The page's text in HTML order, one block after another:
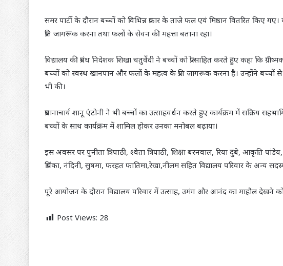
समर पार्टी के दौरान बच्चों को विभिन्न प्रकार के ताजे फल एवं मिष्ठान वितरित किए
प्रति जागरूक करना तथा फलों के सेवन की महत्ता बताना रहा।
विद्यालय की प्रबंध निदेशक शिखा चतुर्वेदी ने बच्चों को प्रोत्साहित करते हुए कहा कि
बच्चों को स्वस्थ खानपान और फलों के महत्व के प्रति जागरूक करना है। उन्होंने बच्चों
भी की।
प्रधानाचार्य शानू एंटोनी ने भी बच्चों का उत्साहवर्धन करते हुए कार्यक्रम में सक्रिय
बच्चों के साथ कार्यक्रम में शामिल होकर उनका मनोबल बढ़ाया।
इस अवसर पर पुनीता त्रिपाठी, श्वेता त्रिपाठी, शिक्षा बरनवाल, रिया दुबे, आकृति
प्रियंका, नंदिनी, सुषमा, फरहत फातिमा,रेखा,नीलम सहित विद्यालय परिवार के अन्य
पूरे आयोजन के दौरान विद्यालय परिवार में उत्साह, उमंग और आनंद का माहौल देखने को
Post Views: 28